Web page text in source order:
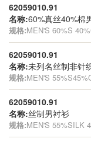
62059010.91
名称:60%真丝40%棉
规格:MEN'S 60%S
62059010.91
名称:未列名丝制非针
规格:MEN'S
62059010.91
名称:丝制男衬衫
规格:MEN'S 55%SILK